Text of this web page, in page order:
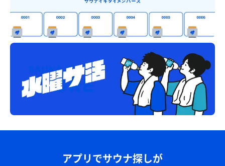
アプリでサウナ探しが